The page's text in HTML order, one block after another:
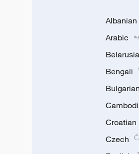
Albanian
Arabic
Bengali
Bulgarian
Croatian
Czech